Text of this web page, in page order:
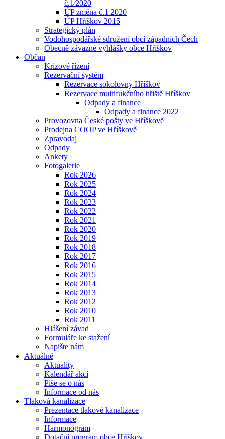
č.1⁄2020
ÚP změna č.1 2020
ÚP Hříškov 2015
Strategický plán
Vodohospodářské sdružení obcí západních Čech
Obecně závazné vyhlášky obce Hříškov
Občan
Krizové řízení
Rezervační systém
Rezervace sokolovny Hříškov
Rezervace multifukčního hřiště Hříškov
Odpady a finance
Odpady a finance 2022
Provozovna České pošty ve Hříškově
Prodejna COOP ve Hříškově
Zpravodaj
Odpady
Ankety
Fotogalerie
Rok 2026
Rok 2025
Rok 2024
Rok 2023
Rok 2022
Rok 2021
Rok 2020
Rok 2019
Rok 2018
Rok 2017
Rok 2016
Rok 2015
Rok 2014
Rok 2013
Rok 2012
Rok 2010
Rok 2011
Hlášení závad
Formuláře ke stažení
Napište nám
Aktuálně
Aktuality
Kalendář akcí
Píše se o nás
Informace od nás
Tlaková kanalizace
Prezentace tlakové kanalizace
Informace
Harmonogram
Dotační program obce Hříškov